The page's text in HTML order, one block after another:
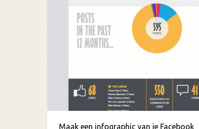
Maak een infographic van je Facebook